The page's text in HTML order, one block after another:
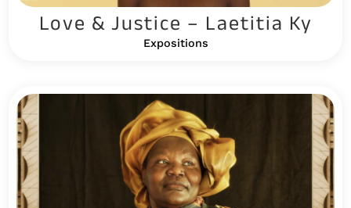
Love & Justice – Laetitia Ky
Expositions